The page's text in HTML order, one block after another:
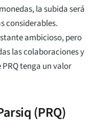
la subida será
considerables.
ambicioso, pero
las colaboraciones y
tenga un valor
(PRQ)